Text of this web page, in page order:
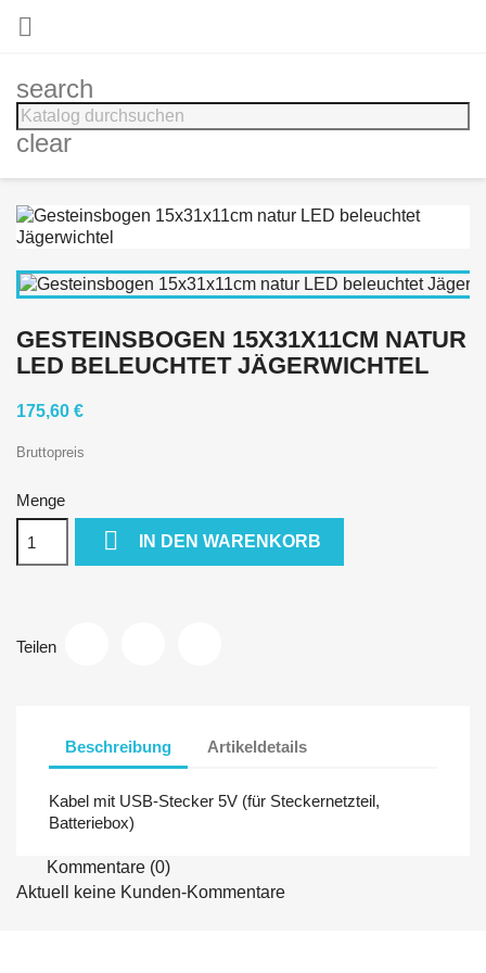

search
clear
GESTEINSBOGEN 15X31X11CM NATUR
LED BELEUCHTET JÄGERWICHTEL
175,60 €
Bruttopreis
Menge
 IN DEN WARENKORB
Teilen
Beschreibung Artikeldetails
Kabel mit USB-Stecker 5V (für Steckernetzteil,
Batteriebox)
Kommentare (0)
Aktuell keine Kunden-Kommentare